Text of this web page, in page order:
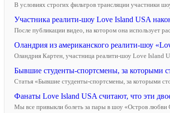
В условиях строгих фильтров трансляции участники
Участника реалити-шоу Love Island USA
После публикации видео, на котором она использует
Оландрия из американского реалити-шоу
Оландрия Картен, участница реалити-шоу Love Island
Бывшие студенты-спортсмены, за которыми
Статья «Бывшие студенты-спортсмены, за которыми
Фанаты Love Island USA считают, что эти
Мы все привыкли болеть за пары в шоу «Остров любви